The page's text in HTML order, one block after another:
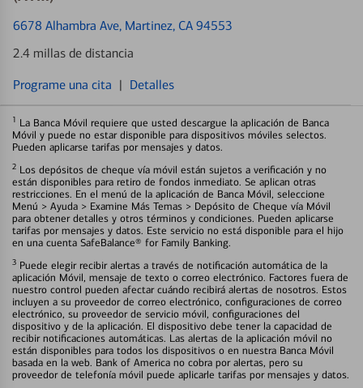
6678 Alhambra Ave, Martinez, CA 94553
2.4 millas de distancia
Programe una cita | Detalles
1 La Banca Móvil requiere que usted descargue la aplicación de Banca
Móvil y puede no estar disponible para dispositivos móviles selectos.
Pueden aplicarse tarifas por mensajes y datos.
2 Los depósitos de cheque vía móvil están sujetos a verificación y no
están disponibles para retiro de fondos inmediato. Se aplican otras
restricciones. En el menú de la aplicación de Banca Móvil, seleccione
Menú > Ayuda > Examine Más Temas > Depósito de Cheque vía Móvil
para obtener detalles y otros términos y condiciones. Pueden aplicarse
tarifas por mensajes y datos. Este servicio no está disponible para el hijo
en una cuenta SafeBalance® for Family Banking.
3 Puede elegir recibir alertas a través de notificación automática de la
aplicación Móvil, mensaje de texto o correo electrónico. Factores fuera de
nuestro control pueden afectar cuándo recibirá alertas de nosotros. Estos
incluyen a su proveedor de correo electrónico, configuraciones de correo
electrónico, su proveedor de servicio móvil, configuraciones del
dispositivo y de la aplicación. El dispositivo debe tener la capacidad de
recibir notificaciones automáticas. Las alertas de la aplicación móvil no
están disponibles para todos los dispositivos o en nuestra Banca Móvil
basada en la web. Bank of America no cobra por alertas, pero su
proveedor de telefonía móvil puede aplicarle tarifas por mensajes y datos.